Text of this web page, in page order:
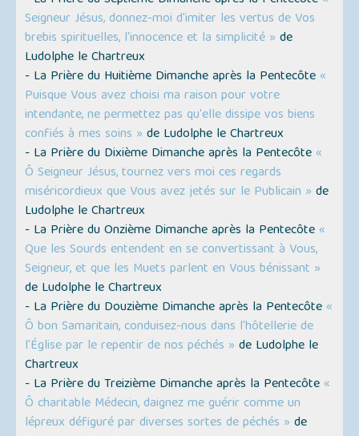
Seigneur Jésus, donnez-moi d'imiter les vertus de Vos
brebis spirituelles, l'innocence et la simplicité » de
Ludolphe le Chartreux
- La Prière du Huitième Dimanche après la Pentecôte «
Puisque Vous avez choisi ma raison pour votre
intendante, ne permettez pas qu'elle dissipe vos biens
confiés à mes soins » de Ludolphe le Chartreux
- La Prière du Dixième Dimanche après la Pentecôte «
Ô Seigneur Jésus, tournez vers moi ces regards
miséricordieux que Vous avez jetés sur le Publicain » de
Ludolphe le Chartreux
- La Prière du Onzième Dimanche après la Pentecôte «
Que les Sourds entendent en se convertissant à Vous,
Seigneur, et que les Muets parlent en Vous bénissant »
de Ludolphe le Chartreux
- La Prière du Douzième Dimanche après la Pentecôte «
Ô bon Samaritain, conduisez-nous dans l'hôtellerie de
l'Église par le repentir de nos péchés » de Ludolphe le
Chartreux
- La Prière du Treizième Dimanche après la Pentecôte «
Ô charitable Médecin, daignez me guérir comme un
lépreux défiguré par diverses sortes de péchés » de